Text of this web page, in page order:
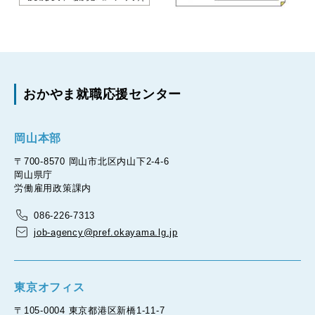
おかやま就職応援センター
岡山本部
〒700-8570 岡山市北区内山下2-4-6
岡山県庁
労働雇用政策課内
086-226-7313
job-agency@pref.okayama.lg.jp
東京オフィス
〒105-0004 東京都港区新橋1-11-7